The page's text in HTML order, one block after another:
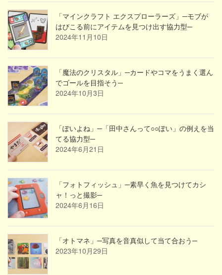
「マインクラフト エクスプローラーズ」─モブが
はびこる前にアイテムを見つけ出す協力型─
2024年11月10日
「魔法のクリスタル」─カードやコマをうまく選ん
でゴールを目指そう─
2024年10月3日
「ぽいよね」─「田中さんって○○ぽい」の例えを当
てる協力型─
2024年6月21日
「フォトフィッシュ」─素早く魚を見つけてカシ
ャ！っと撮影─
2024年6月16日
「オトマネ」─写真を音真似して当て合おう─
2023年10月29日